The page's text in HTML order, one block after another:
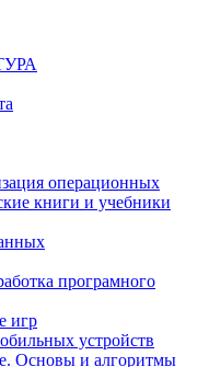
операционных
книги и учебники
програмного
игр
устройств
Основы и алгоритмы